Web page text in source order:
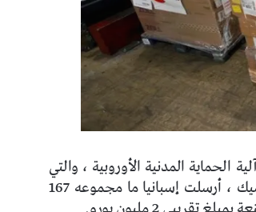
قدمته الهند في 23 أبريل من خلال آلية الحماية المدنية الأوروبية ، والتي
انضم إليها الاتحاد الأوروبي أيضًا ألمانيا وهولندا والدنمارك وجمهورية التشيك ، أرسلت إسبانيا ما مجموعه 167